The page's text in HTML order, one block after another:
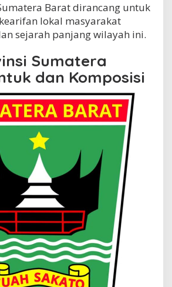
d
e
t
t
a
s
B
u
d
a
Barat dirancang untuk
lokal masyarakat
sejarah panjang wilayah ini.
Sumatera
dan Komposisi